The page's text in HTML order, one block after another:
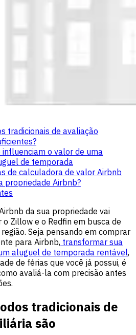
tradicionais de avaliação
influenciam o valor de uma
de temporada
de calculadora de valor Airbnb
propriedade Airbnb?
da sua propriedade vai
Zillow e o Redfin em busca de
Seja pensando em comprar
para Airbnb, transformar sua
aluguel de temporada rentável,
de férias que você já possui, é
avaliá-la com precisão antes
tradicionais de
são